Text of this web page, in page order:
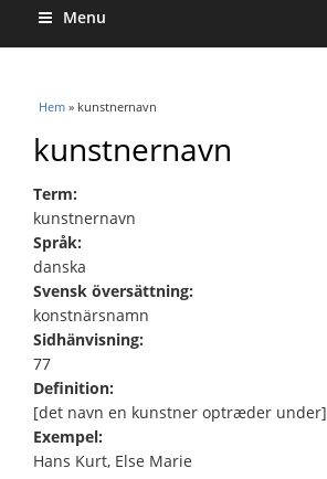
Menu
Du är här
Hem » kunstnernavn
kunstnernavn
Term:
kunstnernavn
Språk:
danska
Svensk översättning:
konstnärsnamn
Sidhänvisning:
77
Definition:
[det navn en kunstner optræder under]
Exempel:
Hans Kurt, Else Marie